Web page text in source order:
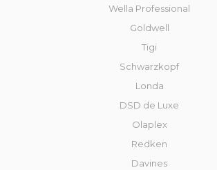
Wella Professional
Goldwell
Tigi
Schwarzkopf
Londa
DSD de Luxe
Olaplex
Redken
Davines